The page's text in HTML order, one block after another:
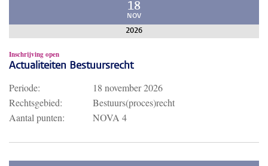
18
NOV
2026
Inschrijving open
Actualiteiten Bestuursrecht
Periode:
18 november 2026
Rechtsgebied:
Bestuurs(proces)recht
Aantal punten:
NOVA 4